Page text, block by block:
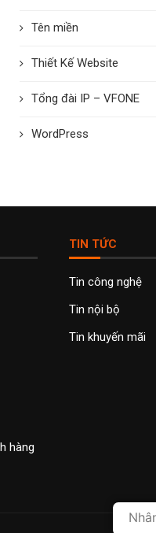
Tên miền
Thiết Kế Website
Tổng đài IP – VFONE
WordPress
hàng
TIN TỨC
Tin công nghệ
Tin nội bộ
Tin khuyến mãi